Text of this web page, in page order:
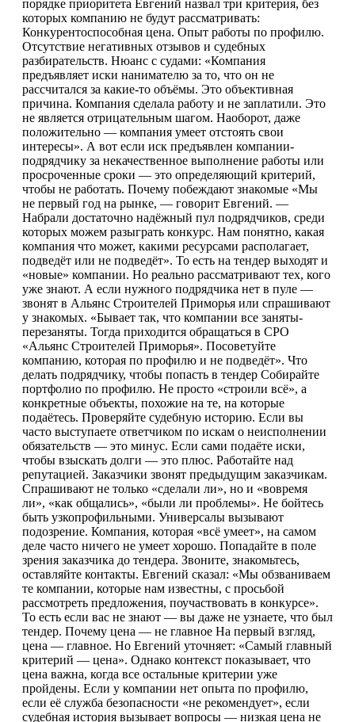
порядке приоритета Евгений назвал три критерия, без
которых компанию не будут рассматривать:
Конкурентоспособная цена. Опыт работы по профилю.
Отсутствие негативных отзывов и судебных
разбирательств. Нюанс с судами: «Компания
предъявляет иски нанимателю за то, что он не
рассчитался за какие-то объёмы. Это объективная
причина. Компания сделала работу и не заплатили. Это
не является отрицательным шагом. Наоборот, даже
положительно — компания умеет отстоять свои
интересы». А вот если иск предъявлен компании-
подрядчику за некачественное выполнение работы или
просроченные сроки — это определяющий критерий,
чтобы не работать. Почему побеждают знакомые «Мы
не первый год на рынке, — говорит Евгений. —
Набрали достаточно надёжный пул подрядчиков, среди
которых можем разыграть конкурс. Нам понятно, какая
компания что может, какими ресурсами располагает,
подведёт или не подведёт». То есть на тендер выходят и
«новые» компании. Но реально рассматривают тех, кого
уже знают. А если нужного подрядчика нет в пуле —
звонят в Альянс Строителей Приморья или спрашивают
у знакомых. «Бывает так, что компании все заняты-
перезаняты. Тогда приходится обращаться в СРО
«Альянс Строителей Приморья». Посоветуйте
компанию, которая по профилю и не подведёт». Что
делать подрядчику, чтобы попасть в тендер Собирайте
портфолио по профилю. Не просто «строили всё», а
конкретные объекты, похожие на те, на которые
подаётесь. Проверяйте судебную историю. Если вы
часто выступаете ответчиком по искам о неисполнении
обязательств — это минус. Если сами подаёте иски,
чтобы взыскать долги — это плюс. Работайте над
репутацией. Заказчики звонят предыдущим заказчикам.
Спрашивают не только «сделали ли», но и «вовремя
ли», «как общались», «были ли проблемы». Не бойтесь
быть узкопрофильными. Универсалы вызывают
подозрение. Компания, которая «всё умеет», на самом
деле часто ничего не умеет хорошо. Попадайте в поле
зрения заказчика до тендера. Звоните, знакомьтесь,
оставляйте контакты. Евгений сказал: «Мы обзваниваем
те компании, которые нам известны, с просьбой
рассмотреть предложения, поучаствовать в конкурсе».
То есть если вас не знают — вы даже не узнаете, что был
тендер. Почему цена — не главное На первый взгляд,
цена — главное. Но Евгений уточняет: «Самый главный
критерий — цена». Однако контекст показывает, что
цена важна, когда все остальные критерии уже
пройдены. Если у компании нет опыта по профилю,
если её служба безопасности «не рекомендует», если
судебная история вызывает вопросы — низкая цена не